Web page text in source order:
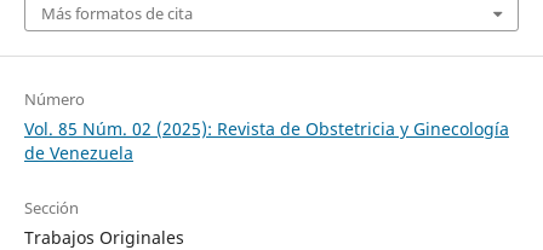
Más formatos de cita
Número
Vol. 85 Núm. 02 (2025): Revista de Obstetricia y Ginecología
de Venezuela
Sección
Trabajos Originales